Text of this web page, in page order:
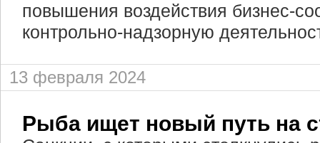
повышения воздействия бизнес-
контрольно-надзорную
13 февраля 2024
Рыба ищет новый путь на